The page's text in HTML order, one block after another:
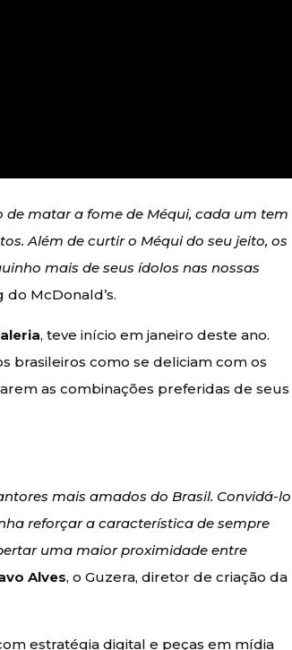
matar a fome de Méqui, cada um tem
Além de curtir o Méqui do seu jeito, os
mais de seus ídolos nas nossas
do McDonald’s.
, teve início em janeiro deste ano.
brasileiros como se deliciam com os
as combinações preferidas de seus
mais amados do Brasil. Convidá-lo
reforçar a característica de sempre
uma maior proximidade entre
Alves, o Guzera, diretor de criação da
estratégia digital e peças em mídia